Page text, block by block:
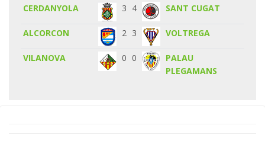
CERDANYOLA 3 4 SANT CUGAT
ALCORCON 2 3 VOLTREGA
VILANOVA 0 0
PALAU
PLEGAMANS